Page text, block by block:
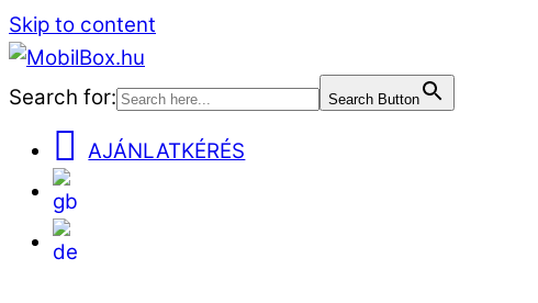
Skip to content
Search for: Search Button
AJÁNLATKÉRÉS